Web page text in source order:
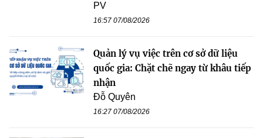
PV
16:57 07/08/2026
Quản lý vụ việc trên cơ sở dữ liệu
quốc gia: Chặt chẽ ngay từ khâu tiếp
nhận
Đỗ Quyên
16:27 07/08/2026